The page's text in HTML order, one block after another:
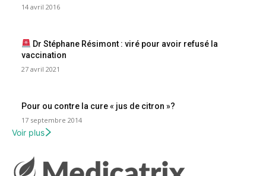
14 avril 2016
Dr Stéphane Résimont : viré pour avoir refusé la
vaccination
27 avril 2021
Pour ou contre la cure « jus de citron »?
17 septembre 2014
Voir plus